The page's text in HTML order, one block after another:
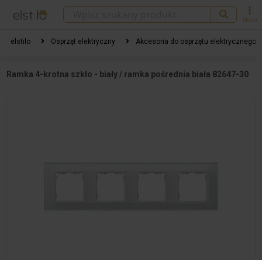
Menu
elstilo Osprzęt elektryczny Akcesoria do osprzętu elektrycznego
Ramka 4-krotna szkło - biały / ramka pośrednia biała 82647-30